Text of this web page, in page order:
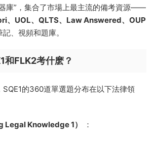
庫”，集合了市場上最主流的備考資源——
、UOL、QLTS、Law Answered、OUP
、視頻和題庫。
和FLK2考什麽？
SQE1的360道單選題分布在以下法律領
Legal Knowledge 1） ：